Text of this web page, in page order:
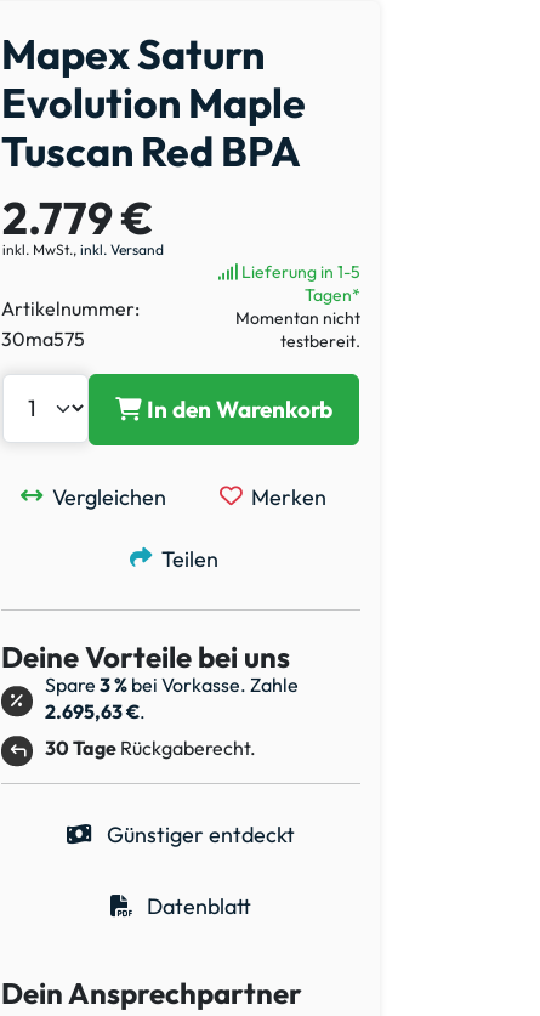
Mapex Saturn
Evolution Maple
Tuscan Red BPA
2.779 €
inkl. MwSt., inkl. Versand
Artikelnummer:
30ma575
Lieferung in 1-5
Tagen*
Momentan nicht
testbereit.
In den Warenkorb
Vergleichen Merken
Teilen
Deine Vorteile bei uns
Spare 3 % bei Vorkasse. Zahle
2.695,63 €.
30 Tage Rückgaberecht.
Günstiger entdeckt
Datenblatt
Dein Ansprechpartner